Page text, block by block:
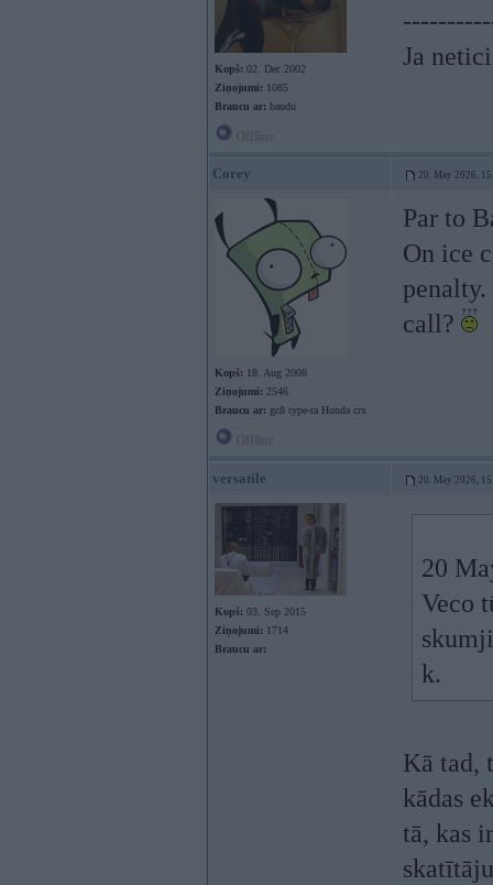
Kopš: 02. Dec 2002
Ziņojumi: 1085
Braucu ar: baudu
Ja
Corey 20. May 2026,
Kopš: 18. Aug 2008
Ziņojumi: 2546
Braucu ar: gc8 type-ra Honda crx
Par to
On ice
call?
versatile 20. May 2026,
Kopš: 03. Sep 2015
Ziņojumi: 1714
Braucu ar:
20
Veco
k.
Kā tad,
kādas
tā, kas